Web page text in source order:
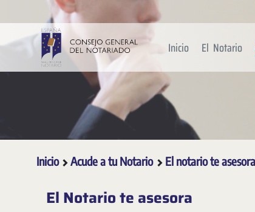
Saltar al contenido principal
Inicio El Notario
Inicio Acude a tu Notario El notario te asesora
El Notario te asesora